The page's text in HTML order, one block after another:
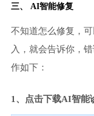
三、 AI智能修复
不知道怎么修复，
入，就会告诉你，
作如下：
1、点击下载AI智能